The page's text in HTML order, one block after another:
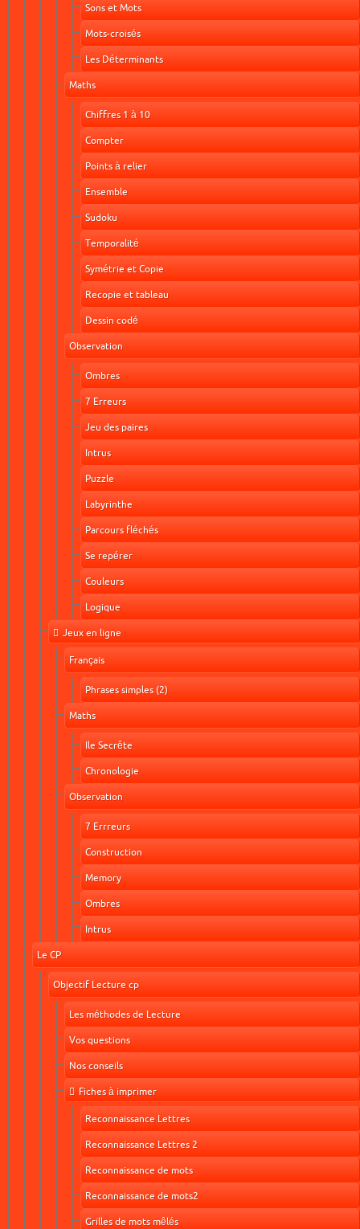
Sons et Mots
Mots-croisés
Les Déterminants
Maths
Chiffres 1 à 10
Compter
Points à relier
Ensemble
Sudoku
Temporalité
Symétrie et Copie
Recopie et tableau
Dessin codé
Observation
Ombres
7 Erreurs
Jeu des paires
Intrus
Puzzle
Labyrinthe
Parcours fléchés
Se repérer
Couleurs
Logique
Jeux en ligne
Français
Phrases simples (2)
Maths
Ile Secrête
Chronologie
Observation
7 Errreurs
Construction
Memory
Ombres
Intrus
Le CP
Objectif Lecture cp
Les méthodes de Lecture
Vos questions
Nos conseils
Fiches à imprimer
Reconnaissance Lettres
Reconnaissance Lettres 2
Reconnaissance de mots
Reconnaissance de mots2
Grilles de mots mêlés